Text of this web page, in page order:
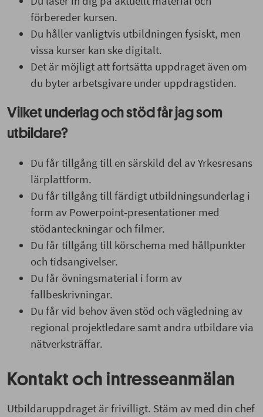
förbereder kursen.
Du håller vanligtvis utbildningen fysiskt, men
vissa kurser kan ske digitalt.
Det är möjligt att fortsätta uppdraget även om
du byter arbetsgivare under uppdragstiden.
Vilket underlag och stöd får jag som
utbildare?
Du får tillgång till en särskild del av Yrkesresans
lärplattform.
Du får tillgång till färdigt utbildningsunderlag i
form av Powerpoint-presentationer med
stödanteckningar och filmer.
Du får tillgång till körschema med hållpunkter
och tidsangivelser.
Du får övningsmaterial i form av
fallbeskrivningar.
Du får vid behov även stöd och vägledning av
regional projektledare samt andra utbildare via
nätverksträffar.
Kontakt och intresseanmälan
Utbildaruppdraget är frivilligt. Stäm av med din chef